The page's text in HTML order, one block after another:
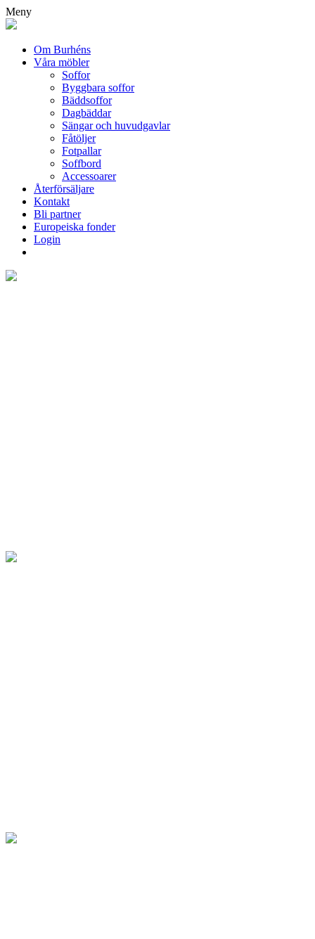
Meny
Om Burhéns
Våra möbler
Soffor
Byggbara soffor
Bäddsoffor
Dagbäddar
Sängar och huvudgavlar
Fåtöljer
Fotpallar
Soffbord
Accessoarer
Återförsäljare
Kontakt
Bli partner
Europeiska fonder
Login